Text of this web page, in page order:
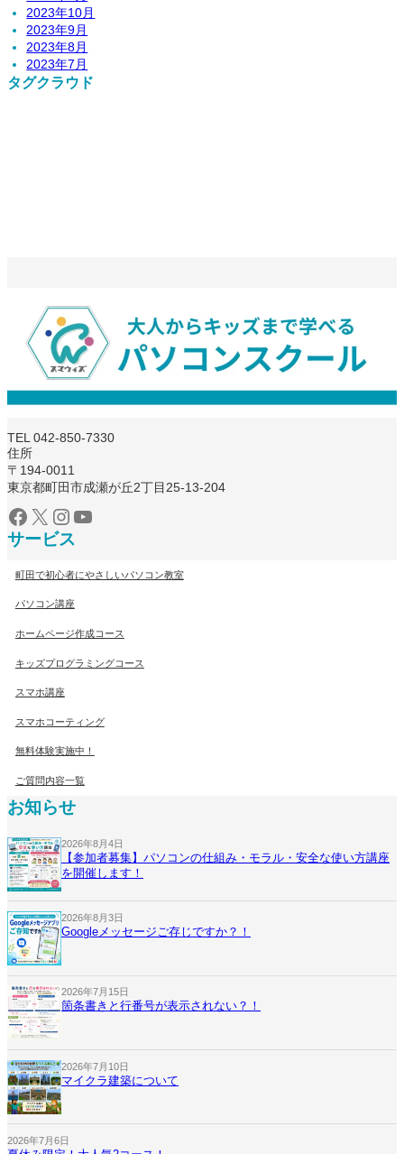
2023年10月
2023年9月
2023年8月
2023年7月
タグクラウド
TEL 042-850-7330
住所
〒194-0011
東京都町田市成瀬が丘2丁目25-13-204
Facebook X Instagram YouTube
サービス
町田で初心者にやさしいパソコン教室
パソコン講座
ホームページ作成コース
キッズプログラミングコース
スマホ講座
スマホコーティング
無料体験実施中！
ご質問内容一覧
お知らせ
2026年8月4日
【参加者募集】パソコンの仕組み・モラル・安全な使い方講座
を開催します！
2026年8月3日
Googleメッセージご存じですか？！
2026年7月15日
箇条書きと行番号が表示されない？！
2026年7月10日
マイクラ建築について
2026年7月6日